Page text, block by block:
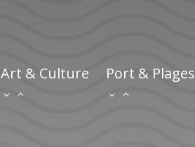
Art & Culture Port & Plages